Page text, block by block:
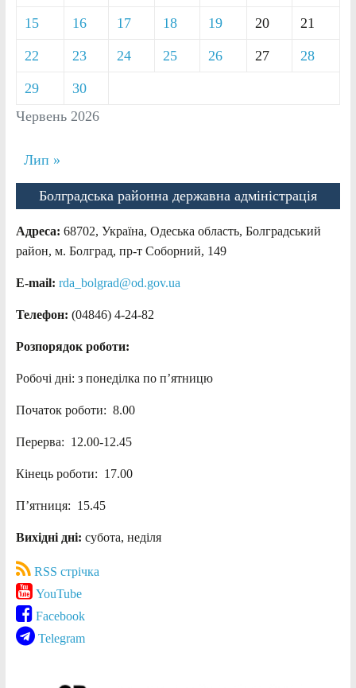
Червень 2026
15 16 17 18 19 20 21
22 23 24 25 26 27 28
29 30
Лип »
Болградська районна державна адміністрація
Адреса: 68702, Україна, Одеська область, Болградський
район, м. Болград, пр-т Соборний, 149
E-mail: rda_bolgrad@od.gov.ua
Телефон: (04846) 4-24-82
Розпорядок роботи:
Робочі дні: з понеділка по п’ятницю
Початок роботи: 8.00
Перерва: 12.00-12.45
Кінець роботи: 17.00
П’ятниця: 15.45
Вихідні дні: субота, неділя
RSS стрічка
YouTube
Facebook
Telegram